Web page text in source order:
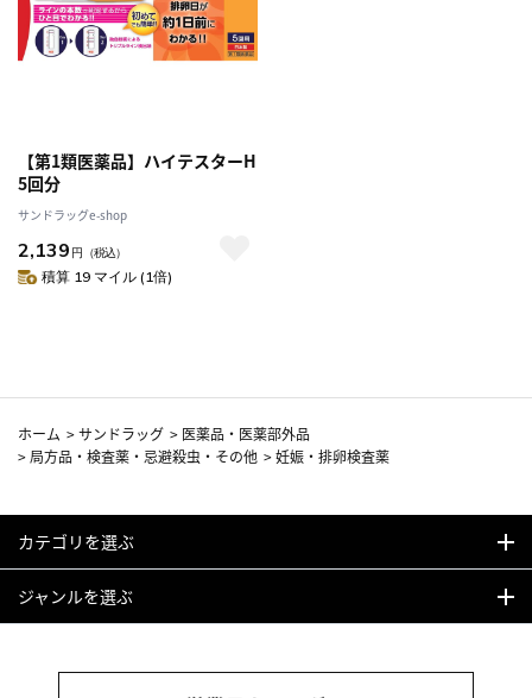
【第1類医薬品】ハイテスターH
5回分
サンドラッグe-shop
2,139 円 （税込）
積算 19 マイル (1倍)
ホーム >サンドラッグ > 医薬品・医薬部外品
> 局方品・検査薬・忌避殺虫・その他 >妊娠・排卵検査薬
カテゴリを選ぶ
ジャンルを選ぶ